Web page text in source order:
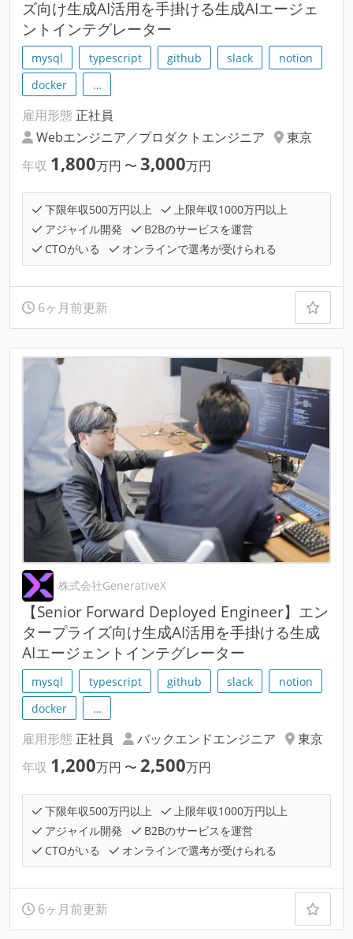
ズ向け生成AI活用を手掛ける生成AIエージェ
ントインテグレーター
mysql typescript github slack
notion
docker
…
雇用形態 正社員
Webエンジニア／プロダクトエンジニア
東京
年収 1,800万円 〜 3,000万円
下限年収500万円以上
上限年収1000万円以上
アジャイル開発
B2Bのサービスを運営
CTOがいる
オンラインで選考が受けられる
6ヶ月前更新
株式会社GenerativeX
【Senior Forward Deployed Engineer】エン
タープライズ向け生成AI活用を手掛ける生成
AIエージェントインテグレーター
mysql typescript github slack
notion
docker
…
雇用形態 正社員 バックエンドエンジニア
東京
年収 1,200万円 〜 2,500万円
下限年収500万円以上
上限年収1000万円以上
アジャイル開発
B2Bのサービスを運営
CTOがいる
オンラインで選考が受けられる
6ヶ月前更新